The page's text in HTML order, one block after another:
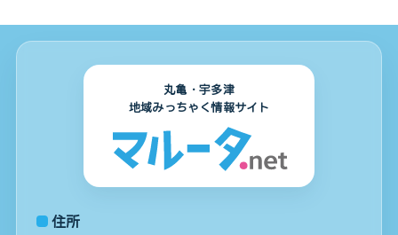
丸亀・宇多津
地域みっちゃく情報サイト
住所